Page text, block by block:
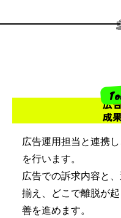
広
成
広告運用担当と連携
を行います。
広告での訴求内容と
揃え、どこで離脱が
善を進めます。